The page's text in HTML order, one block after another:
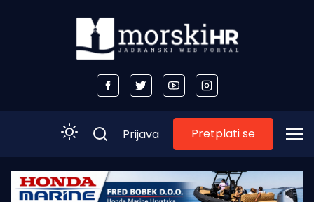
Početna
Prijava Pretplati se